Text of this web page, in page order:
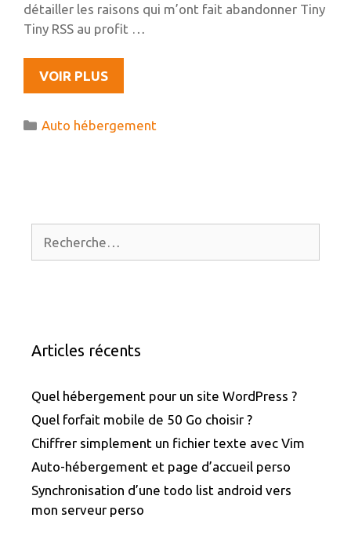
détailler les raisons qui m’ont fait abandonner Tiny
Tiny RSS au profit …
VOIR PLUSRSSLOUNGE,
UN
GESTIONNAIRE
Catégories
Auto hébergement
Articles récents
Quel hébergement pour un site WordPress ?
Quel forfait mobile de 50 Go choisir ?
Chiffrer simplement un fichier texte avec Vim
Auto-hébergement et page d’accueil perso
Synchronisation d’une todo list android vers
mon serveur perso